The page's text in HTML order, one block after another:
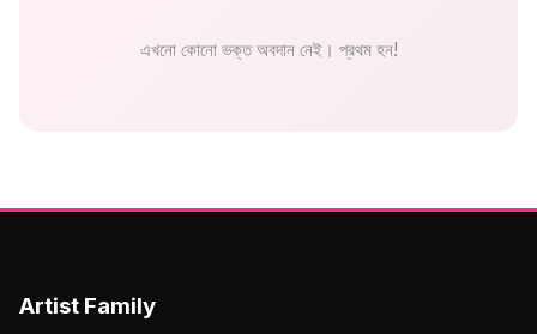
এখনো কোনো ভক্ত অবদান নেই। প্রথম হন!
Artist Family